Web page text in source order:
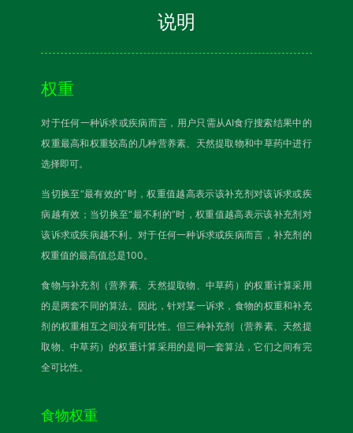
说明
权重
对于任何一种诉求或疾病而言，用户只需从AI食疗搜索结果中的
权重最高和权重较高的几种营养素、天然提取物和中草药中进行
选择即可。
当切换至“最有效的”时，权重值越高表示该补充剂对该诉求或疾
病越有效；当切换至“最不利的”时，权重值越高表示该补充剂对
该诉求或疾病越不利。对于任何一种诉求或疾病而言，补充剂的
权重值的最高值总是100。
食物与补充剂（营养素、天然提取物、中草药）的权重计算采用
的是两套不同的算法。因此，针对某一诉求，食物的权重和补充
剂的权重相互之间没有可比性。但三种补充剂（营养素、天然提
取物、中草药）的权重计算采用的是同一套算法，它们之间有完
全可比性。
食物权重